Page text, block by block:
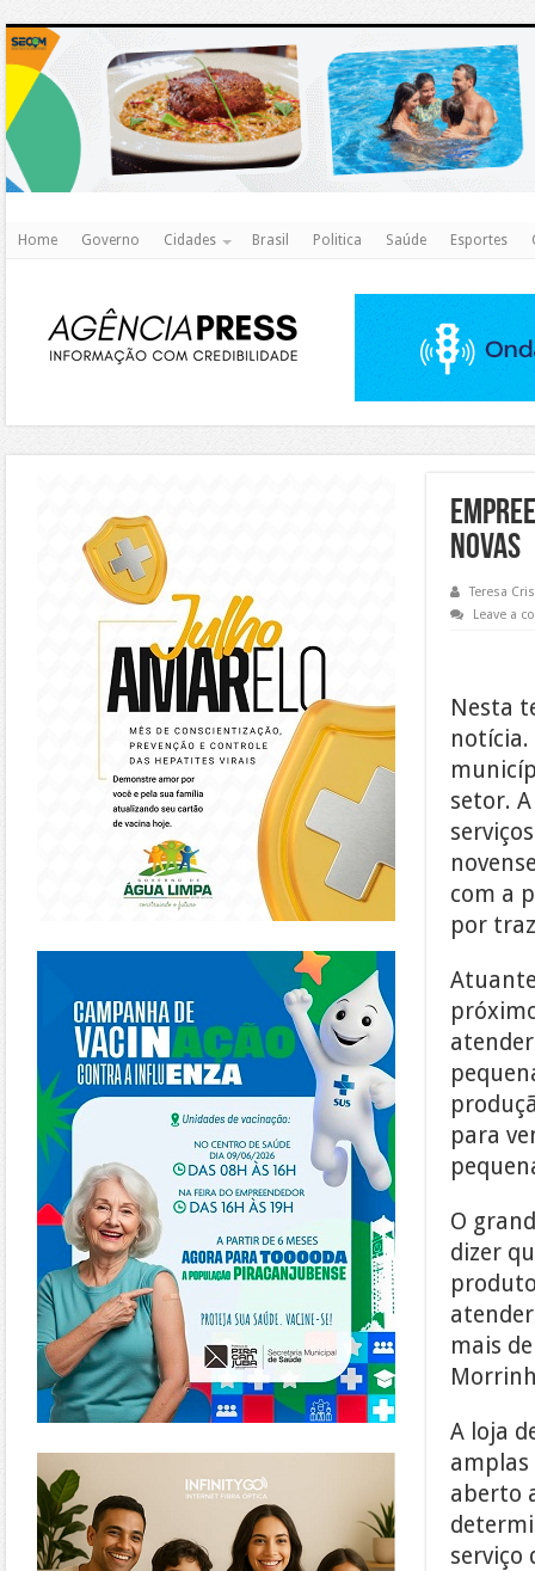
Home Governo Cidades Brasil Politica Saúde Esportes
NOVAS
Teresa
Leave a
Nesta
notícia.
setor.
com a
por
para
O
dizer
mais
A loja
amplas
aberto
serviço
https://piracanjuba.go.gov.br/
https://www.infinitygo.com.br/